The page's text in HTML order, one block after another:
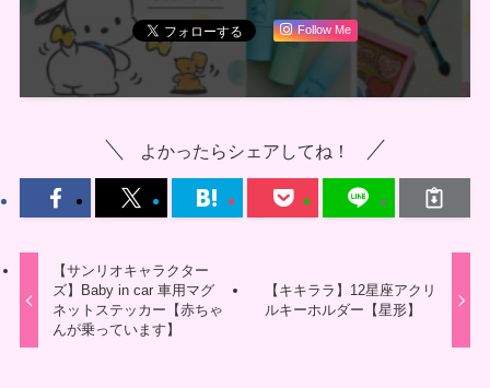
Follow Me
よかったらシェアしてね！
【サンリオキャラクター
ズ】Baby in car 車用マグ
ネットステッカー【赤ちゃ
んが乗っています】
【キキララ】12星座アクリ
ルキーホルダー【星形】